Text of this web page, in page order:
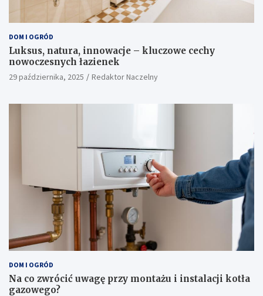
DOM I OGRÓD
Luksus, natura, innowacje – kluczowe cechy
nowoczesnych łazienek
29 października, 2025 Redaktor Naczelny
DOM I OGRÓD
Na co zwrócić uwagę przy montażu i instalacji kotła
gazowego?